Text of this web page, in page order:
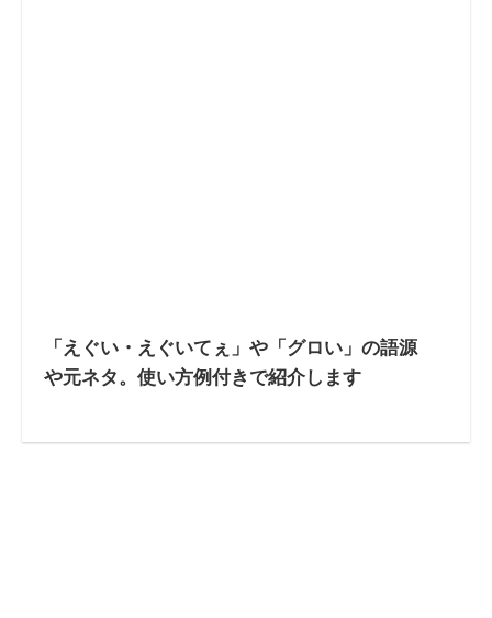
「えぐい・えぐいてぇ」や「グロい」の語源
や元ネタ。使い方例付きで紹介します